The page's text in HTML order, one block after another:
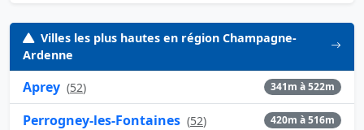
Villes les plus hautes en région Champagne-
Ardenne
Aprey (52) 341m à 522m
Perrogney-les-Fontaines (52) 420m à 516m